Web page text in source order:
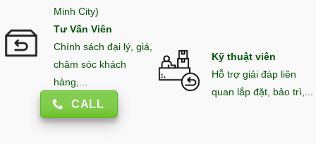
Minh City)
Tư Vấn Viên
Chính sách đại lý, giá,
chăm sóc khách
hàng,...
CALL
Kỹ thuật viên
Hỗ trợ giải đáp liên
quan lắp đặt, bảo trì,...